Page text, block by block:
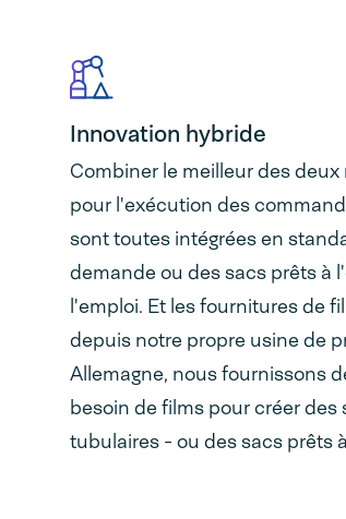
Innovation hybride
Combiner le meilleur des
pour l'exécution des
sont toutes intégrées en
demande ou des sacs prêts à
l'emploi. Et les fournitures de
depuis notre propre usine de
Allemagne, nous fournissons
besoin de films pour créer
tubulaires - ou des sacs prêts